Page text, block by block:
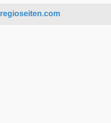
regioseiten.com